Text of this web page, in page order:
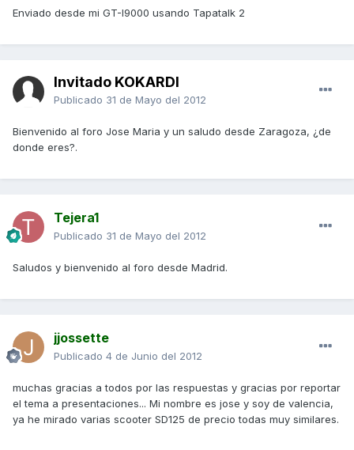
Enviado desde mi GT-I9000 usando Tapatalk 2
Invitado KOKARDI
Publicado 31 de Mayo del 2012
Bienvenido al foro Jose Maria y un saludo desde Zaragoza, ¿de
donde eres?.
Tejera1
Publicado 31 de Mayo del 2012
Saludos y bienvenido al foro desde Madrid.
jjossette
Publicado 4 de Junio del 2012
muchas gracias a todos por las respuestas y gracias por reportar
el tema a presentaciones... Mi nombre es jose y soy de valencia,
ya he mirado varias scooter SD125 de precio todas muy similares.